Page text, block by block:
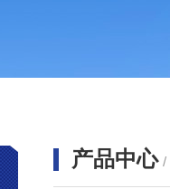
产品中心 /